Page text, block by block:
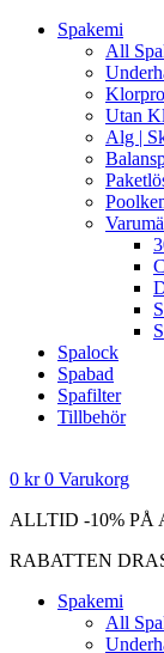
Spakemi
All
Utan
Alg |
Spalock
Spabad
Spafilter
Tillbehör
0 kr 0 Varukorg
ALLTID -10% PÅ
RABATTEN
Spakemi
All